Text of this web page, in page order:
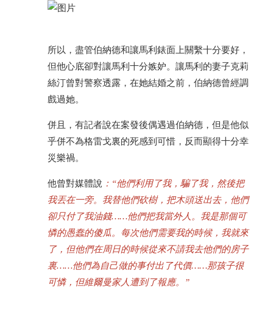
所以，盡管伯納德和讓馬利錶面上關繫十分要好，
但他心底卻對讓馬利十分嫉妒。讓馬利的妻子克莉
絲汀曾對警察透露，在她結婚之前，伯納德曾經調
戲過她。
併且，有記者說在案發後偶遇過伯納德，但是他似
乎併不為格雷戈裏的死感到可惜，反而顯得十分幸
災樂禍。
他曾對媒體說 ：“他們利用了我，騙了我，然後把
我丟在一旁。我替他們砍樹，把木頭送出去，他們
卻只付了我油錢……他們把我當外人。我是那個可
憐的愚蠢的傻瓜。每次他們需要我的時候，我就來
了，但他們在周日的時候從來不請我去他們的房子
裏……他們為自己做的事付出了代價……那孩子很
可憐，但維爾曼家人遭到了報應。”